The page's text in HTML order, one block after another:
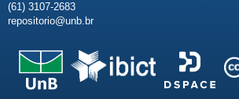
(61) 3107-2683
repositorio@unb.br